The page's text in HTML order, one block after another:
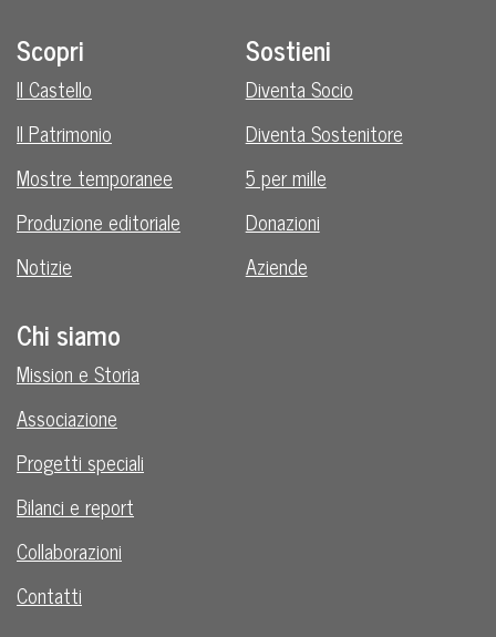
Scopri
Il Castello
Il Patrimonio
Mostre temporanee
Produzione editoriale
Notizie
Sostieni
Diventa Socio
Diventa Sostenitore
5 per mille
Donazioni
Aziende
Chi siamo
Mission e Storia
Associazione
Progetti speciali
Bilanci e report
Collaborazioni
Contatti